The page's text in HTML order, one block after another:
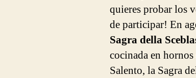
quieres probar los
de participar! En
Sagra della
cocinada en
Salento, la Sagra